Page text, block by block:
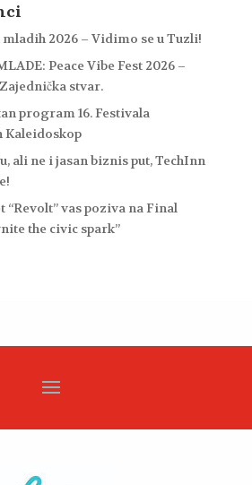
2026 – Vidimo se u Tuzli!
Peace Vibe Fest 2026 –
stvar.
program 16. Festivala
Kaleidoskop
ali ne i jasan biznis put, TechInn
vas poziva na Final
the civic spark”